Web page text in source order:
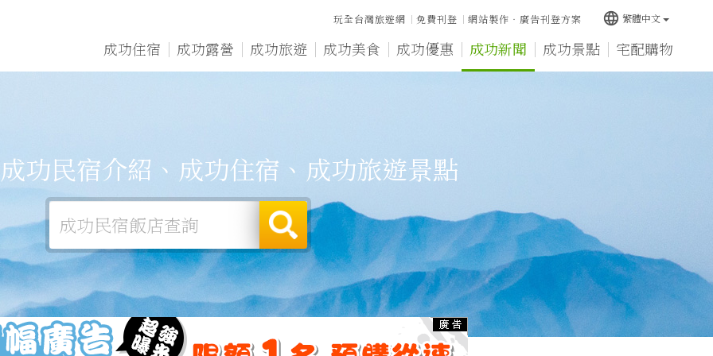
成功住宿 成功露營 成功旅遊 成功美食 成功優惠 成功新聞 成功景點 宅配購物
玩全台灣旅遊網 免費刊登 網站製作‧廣告刊登方案 language 繁體中文
功民宿介紹、成功住宿、成功旅遊景點